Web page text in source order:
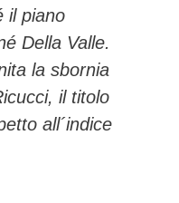
il piano
Della Valle.
la sbornia
il titolo
all´indice